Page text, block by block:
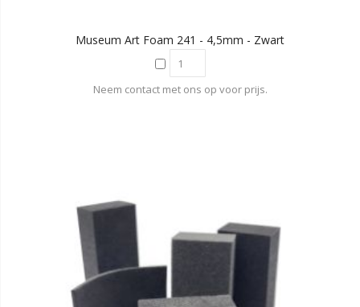
Museum Art Foam 241 - 4,5mm - Zwart
Neem contact met ons op voor prijs.